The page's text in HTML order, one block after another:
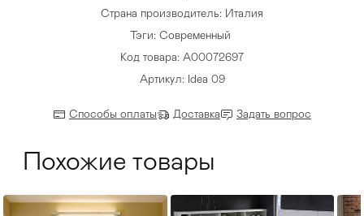
Страна производитель: Италия
Тэги: Современный
Код товара: A00072697
Артикул: Idea 09
Способы оплаты Доставка Задать вопрос
Похожие товары